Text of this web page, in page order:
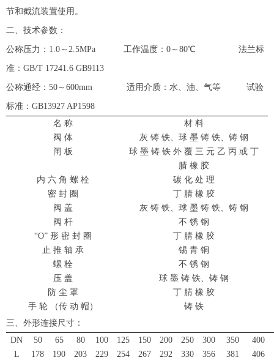
节和截流装置使用。
二、技术参数：
公称压力： 1.0～2.5MPa 工作温度：0～80℃ 法兰标
准：GB/T 17241.6 GB9113
公称通经： 50～600mm 适用介质：水、油、气等 试验
标准：GB13927 AP1598
名 称 材 料
阀 体 灰 铸 铁、球 墨 铸 铁、铸 钢
闸 板 球 墨 铸 铁 外 覆 三 元 乙 丙 或 丁
腈 橡 胶
内 六 角 螺 栓 碳 化 处 理
密 封 圈 丁 腈 橡 胶
阀 盖 灰 铸 铁、球 墨 铸 铁、铸 钢
阀 杆 不 锈 钢
“O” 形 密 封 圈
丁 腈 橡 胶
止 推 轴 承 锡 青 铜
螺 栓 不 锈 钢
压 盖 球 墨 铸 铁、铸 钢
防 尘 罩 丁 腈 橡 胶
手 轮 （传 动 帽） 铸 铁
三、外形连接尺寸：
DN
50 65 80 100 125 150 200 250 300 350
400
L
178 190 203 229 254 267 292 330 356 381
406